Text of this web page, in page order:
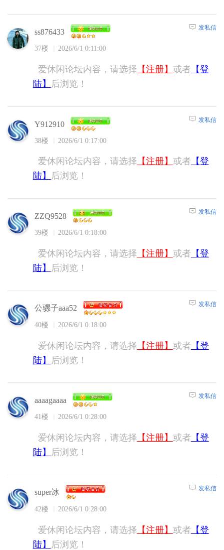
ss876433
37楼 2026/6/1 0:11:00
发私信
爱休闲论坛内容，请选择 【注册】 或者 【登
陆】
后浏览！
Y912910
38楼 2026/6/1 0:17:00
发私信
爱休闲论坛内容，请选择 【注册】 或者 【登
陆】
后浏览！
ZZQ9528
39楼 2026/6/1 0:18:00
发私信
爱休闲论坛内容，请选择 【注册】 或者 【登
陆】
后浏览！
公骡子aaa52
40楼 2026/6/1 0:18:00
发私信
爱休闲论坛内容，请选择 【注册】 或者 【登
陆】
后浏览！
aaaagaaaa
41楼 2026/6/1 0:28:00
发私信
爱休闲论坛内容，请选择 【注册】 或者 【登
陆】
后浏览！
super冰
42楼 2026/6/1 0:28:00
发私信
爱休闲论坛内容，请选择 【注册】 或者 【登
陆】
后浏览！